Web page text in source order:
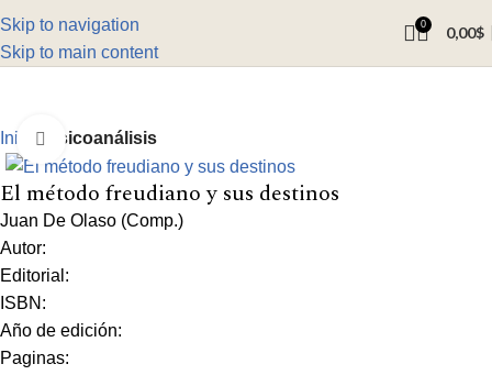
Skip to navigation
Skip to main content
0 0,00$
Inicio Psicoanálisis
Click to enlarge
El método freudiano y sus destinos
Juan De Olaso (Comp.)
Autor:
Editorial:
ISBN:
Año de edición:
Paginas: